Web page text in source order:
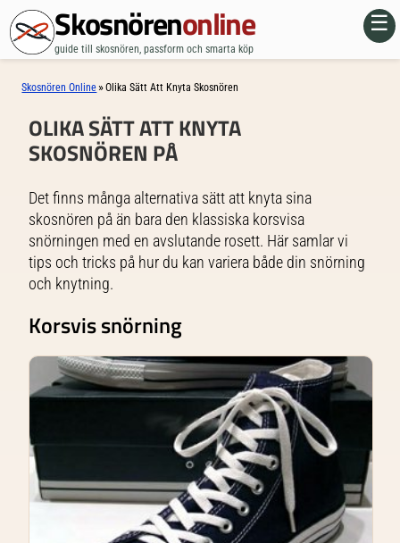
Skosnörenonline
guide till skosnören, passform och smarta köp
☰
Skosnören Online »Olika Sätt Att Knyta Skosnören
OLIKA SÄTT ATT KNYTA
SKOSNÖREN PÅ
Det finns många alternativa sätt att knyta sina
skosnören på än bara den klassiska korsvisa
snörningen med en avslutande rosett. Här samlar vi
tips och tricks på hur du kan variera både din snörning
och knytning.
Korsvis snörning